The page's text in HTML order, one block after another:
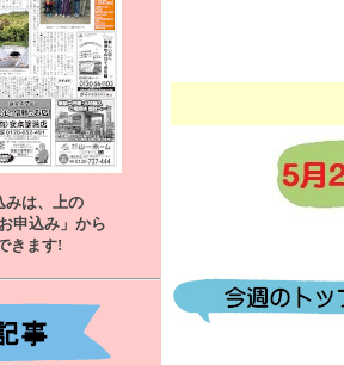
みは、上の
申込み」から
きます!